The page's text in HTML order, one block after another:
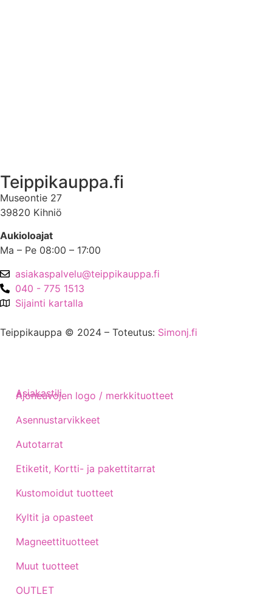
Teippikauppa.fi
Museontie 27
39820 Kihniö
Aukioloajat
Ma – Pe 08:00 – 17:00
asiakaspalvelu@teippikauppa.fi
040 - 775 1513
Sijainti kartalla
Teippikauppa © 2024 – Toteutus: Simonj.fi
Ajoneuvojen logo / merkkituotteet
Asennustarvikkeet
Autotarrat
Etiketit, Kortti- ja pakettitarrat
Kustomoidut tuotteet
Kyltit ja opasteet
Magneettituotteet
Muut tuotteet
OUTLET
Asiakastili